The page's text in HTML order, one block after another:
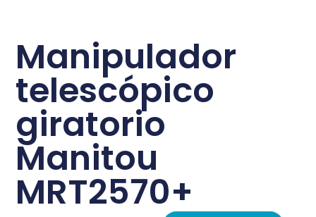
Manipulador
telescópico
giratorio
Manitou
MRT2570+